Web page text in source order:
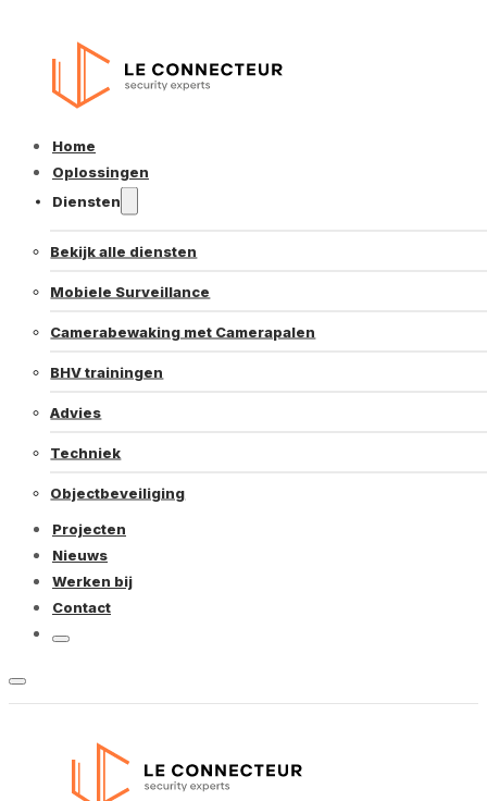
Home
Oplossingen
Diensten
Bekijk alle diensten
Mobiele Surveillance
Camerabewaking met Camerapalen
BHV trainingen
Advies
Techniek
Objectbeveiliging
Projecten
Nieuws
Werken bij
Contact